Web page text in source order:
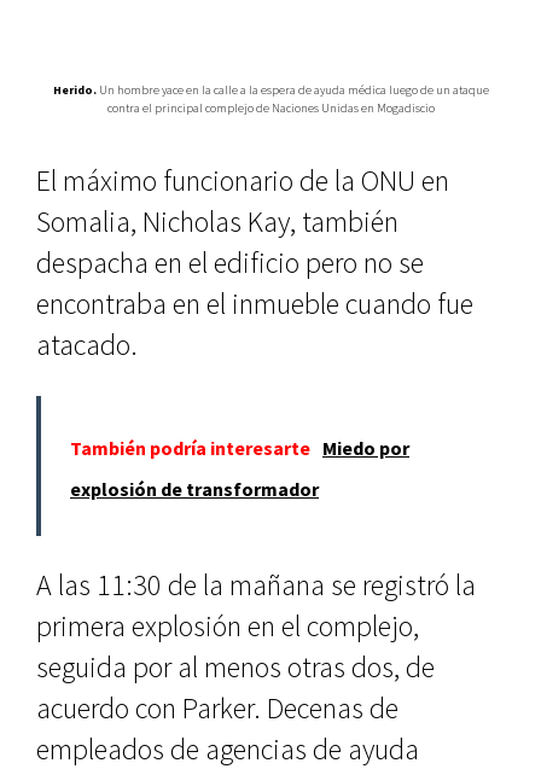
Herido.Un hombre yace en la calle a la espera de ayuda médica luego de un ataque
contra el principal complejo de Naciones Unidas en Mogadiscio
El máximo funcionario de la ONU en
Somalia, Nicholas Kay, también
despacha en el edificio pero no se
encontraba en el inmueble cuando fue
atacado.
También podría interesarte Miedo por
explosión de transformador
A las 11:30 de la mañana se registró la
primera explosión en el complejo,
seguida por al menos otras dos, de
acuerdo con Parker. Decenas de
empleados de agencias de ayuda